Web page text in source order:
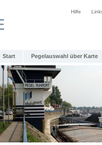
Hilfe
Start Pegelauswahl über Karte